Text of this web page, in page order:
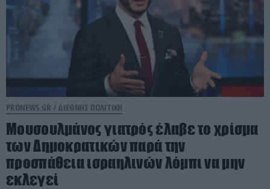
PRONEWS.GR / ΔΙΕΘΝΗΣ ΠΟΛΙΤΙΚΗ
Μουσουλμάνος γιατρός έλαβε το χρίσμα
των Δημοκρατικών παρά την
προσπάθεια ισραηλινών λόμπι να μην
εκλεγεί